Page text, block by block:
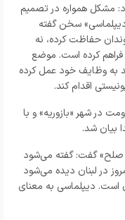
مشکل همواره در تصمیم
سخن گفته
حفاظت کرده، نه
فراهم کرده است. موضع
به وظایف خود عمل کرده
اقدام کند.
در شهر «بازوریه» و با
بیان شد.
صلح» گفت: گفته می‌شود
در لبنان دیده می‌شود
دیپلماسی به معنای